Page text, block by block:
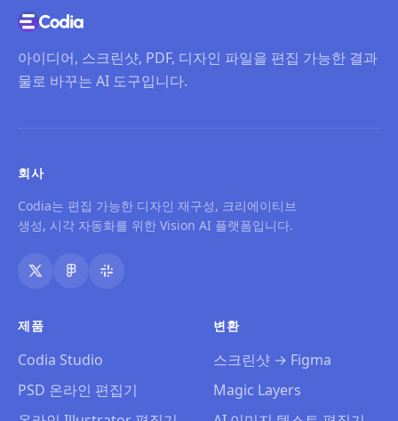
아이디어, 스크린샷, PDF, 디자인 파일을 편집 가능한 결과
물로 바꾸는 AI 도구입니다.
회사
Codia는 편집 가능한 디자인 재구성, 크리에이티브
생성, 시각 자동화를 위한 Vision AI 플랫폼입니다.
제품
Codia Studio
PSD 온라인 편집기
변환
스크린샷 → Figma
Magic Layers